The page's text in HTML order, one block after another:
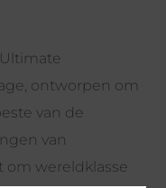
ontworpen om
van de
van
om wereldklasse